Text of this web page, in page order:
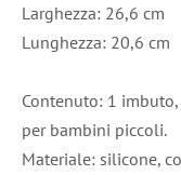
Larghezza: 26,6 cm
Lunghezza: 20,6 cm
Contenuto: 1
per bambini piccoli.
Materiale: silicone,